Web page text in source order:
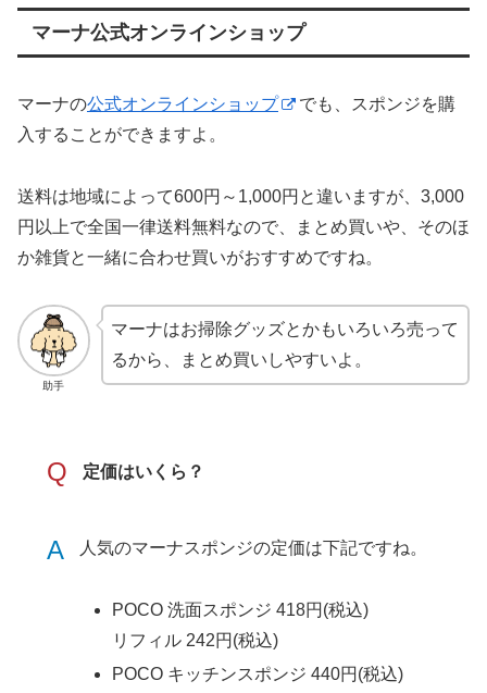
マーナ公式オンラインショップ
マーナの公式オンラインショップ
でも、スポンジを購
入することができますよ。
送料は地域によって600円～1,000円と違いますが、3,000
円以上で全国一律送料無料なので、まとめ買いや、そのほ
か雑貨と一緒に合わせ買いがおすすめですね。
助手
マーナはお掃除グッズとかもいろいろ売って
るから、まとめ買いしやすいよ。
Q 定価はいくら？
A 人気のマーナスポンジの定価は下記ですね。
POCO 洗面スポンジ 418円(税込)
リフィル 242円(税込)
POCO キッチンスポンジ 440円(税込)